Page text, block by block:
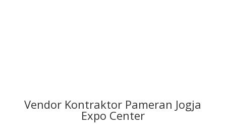
Vendor Kontraktor Pameran Jogja
Expo Center